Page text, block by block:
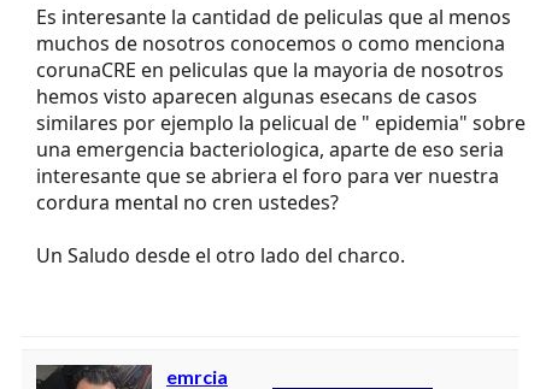
Es interesante la cantidad de peliculas que al menos
muchos de nosotros conocemos o como menciona
corunaCRE en peliculas que la mayoria de nosotros
hemos visto aparecen algunas esecans de casos
similares por ejemplo la pelicual de " epidemia" sobre
una emergencia bacteriologica, aparte de eso seria
interesante que se abriera el foro para ver nuestra
cordura mental no cren ustedes?
Un Saludo desde el otro lado del charco.
emrcia